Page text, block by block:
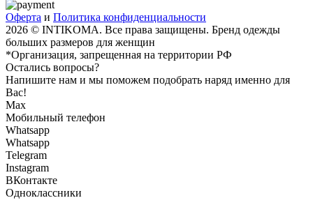
Оферта и Политика конфиденциальности
2026 © INTIKOMA. Все права защищены. Бренд одежды
больших размеров для женщин
*Организация, запрещенная на территории РФ
Остались вопросы?
Напишите нам и мы поможем подобрать наряд именно для
Вас!
Max
Мобильный телефон
Whatsapp
Whatsapp
Telegram
Instagram
ВКонтакте
Одноклассники